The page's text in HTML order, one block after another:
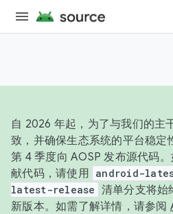
自 2026 年起，为了与我们的主
致，并确保生态系统的平台稳定
第 4 季度向 AOSP 发布源代码
献代码，请使用 android-
latest-release 清单分支将始
新版本。如需了解详情，请参阅